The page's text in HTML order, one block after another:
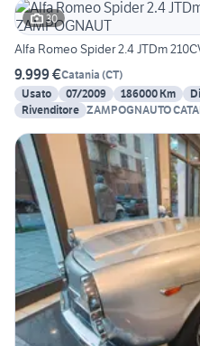
30
Alfa Romeo Spider 2.4 JTDm
9.999 €Catania (CT)
Usato
07/2009 186000 Km
Rivenditore